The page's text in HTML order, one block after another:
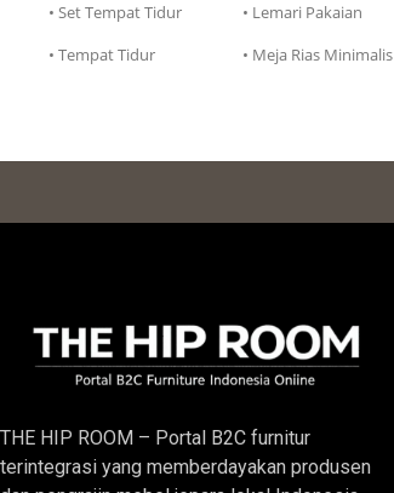
• Set Tempat Tidur
• Tempat Tidur
• Lemari Pakaian
• Meja Rias Minimalis
THE HIP ROOM – Portal B2C furnitur
terintegrasi yang memberdayakan produsen